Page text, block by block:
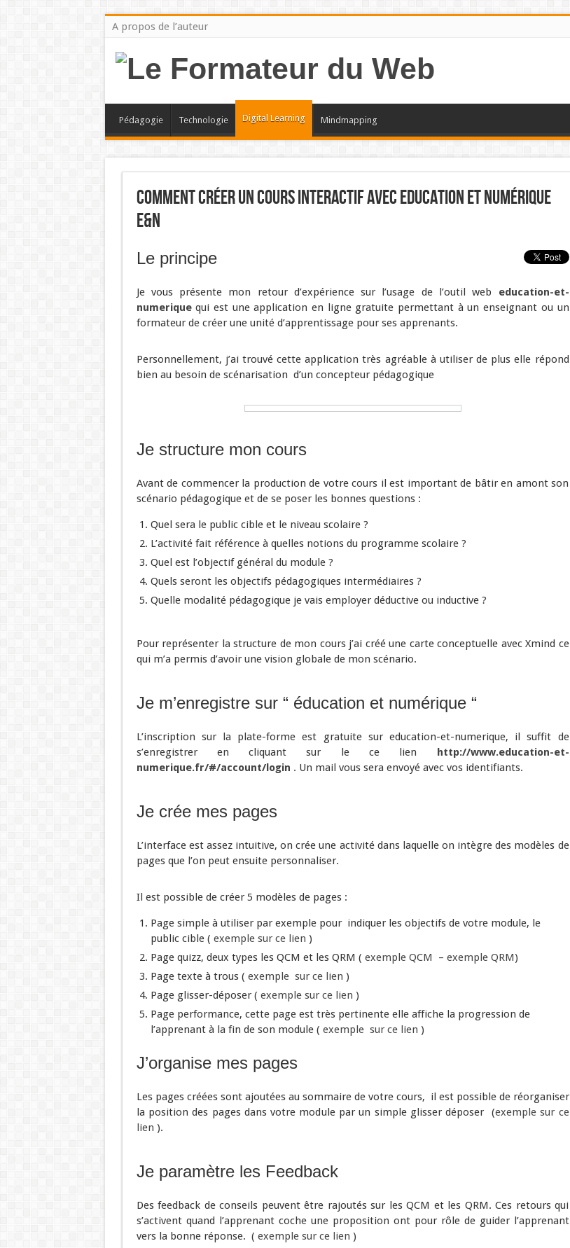
A propos de l’auteur
Pédagogie Technologie Digital Learning Mindmapping
Comment créer un cours interactif avec Education et Numérique
E&N
Le principe
Je vous présente mon retour d’expérience sur l’usage de l’outil web education-et-
numeriquequi est une application en ligne gratuite permettant à un enseignant ou un
formateur de créer une unité d’apprentissage pour ses apprenants.
Personnellement, j’ai trouvé cette application très agréable à utiliser de plus elle répond
bien au besoin de scénarisation d’un concepteur pédagogique
Je structure mon cours
Avant de commencer la production de votre cours il est important de bâtir en amont son
scénario pédagogique et de se poser les bonnes questions :
Quel sera le public cible et le niveau scolaire ?
L’activité fait référence à quelles notions du programme scolaire ?
Quel est l’objectif général du module ?
Quels seront les objectifs pédagogiques intermédiaires ?
Quelle modalité pédagogique je vais employer déductive ou inductive ?
Pour représenter la structure de mon cours j’ai créé une carte conceptuelle avec Xmind ce
qui m’a permis d’avoir une vision globale de mon scénario.
Je m’enregistre sur “ éducation et numérique “
L’inscription sur la plate-forme est gratuite sur education-et-numerique, il suffit de
s’enregistrer en cliquant sur le ce lien http://www.education-et-
numerique.fr/#/account/login . Un mail vous sera envoyé avec vos identifiants.
Je crée mes pages
L’interface est assez intuitive, on crée une activité dans laquelle on intègre des modèles de
pages que l’on peut ensuite personnaliser.
Il est possible de créer 5 modèles de pages :
Page simple à utiliser par exemple pour indiquer les objectifs de votre module, le
public cible ( exemple sur ce lien )
Page quizz, deux types les QCM et les QRM ( exemple QCM – exemple QRM)
Page texte à trous ( exemple sur ce lien )
Page glisser-déposer ( exemple sur ce lien )
Page performance, cette page est très pertinente elle affiche la progression de
l’apprenant à la fin de son module ( exemple sur ce lien )
J’organise mes pages
Les pages créées sont ajoutées au sommaire de votre cours, il est possible de réorganiser
la position des pages dans votre module par un simple glisser déposer (exemple sur ce
lien ).
Je paramètre les Feedback
Des feedback de conseils peuvent être rajoutés sur les QCM et les QRM. Ces retours qui
s’activent quand l’apprenant coche une proposition ont pour rôle de guider l’apprenant
vers la bonne réponse. ( exemple sur ce lien )